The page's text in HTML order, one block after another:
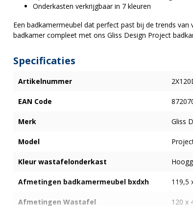
Onderkasten verkrijgbaar in 7 kleuren
Een badkamermeubel dat perfect past bij de trends
badkamer compleet met ons Gliss Design Project
Specificaties
Artikelnummer
EAN Code
Merk Gliss
Model
Kleur wastafelonderkast
Afmetingen badkamermeubel bxdxh 119,5
Afmetingen Wastafel 120 x